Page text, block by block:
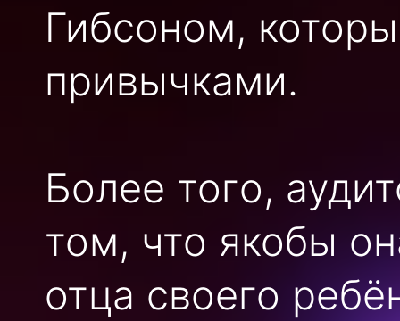
Гибсоном,
привычками.
Более того,
том, что якобы
отца своего